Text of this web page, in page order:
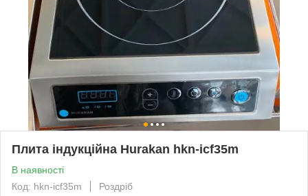
Плита індукційна Hurakan hkn-icf35m
В наявності
Код: hkn-icf35m
Роздріб